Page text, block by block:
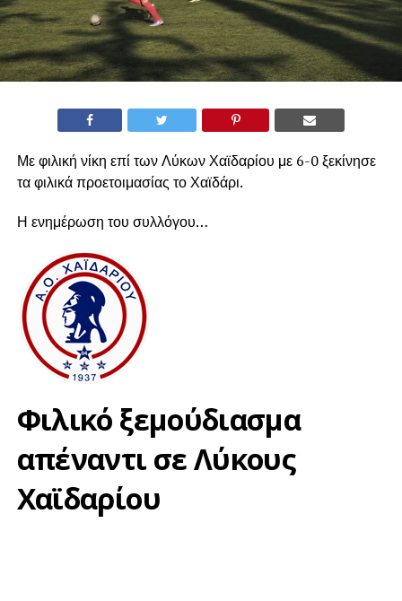
Με φιλική νίκη επί των Λύκων Χαϊδαρίου με 6-0 ξεκίνησε
τα φιλικά προετοιμασίας το Χαϊδάρι.
Η ενημέρωση του συλλόγου…
Φιλικό ξεμούδιασμα
απέναντι σε Λύκους
Χαϊδαρίου